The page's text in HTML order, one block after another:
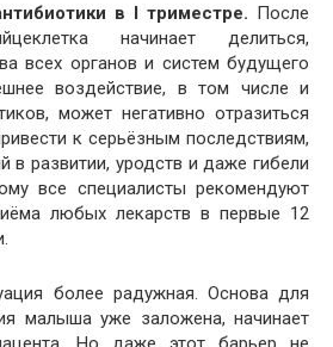
в I триместре. После
начинает делиться,
всех органов и систем будущего
воздействие, в том числе и
может негативно отразиться
к серьёзным последствиям,
в развитии, уродств и даже гибели
все специалисты рекомендуют
любых лекарств в первые 12
более радужная. Основа для
малыша уже заложена, начинает